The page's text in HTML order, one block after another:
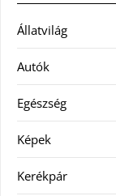
Állatvilág
Autók
Egészség
Képek
Kerékpár